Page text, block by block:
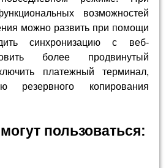
возможностей
можно развить при помощи
синхронизацию с веб-
более продвинутый
платежный терминал,
резервного копирования
пользоваться: